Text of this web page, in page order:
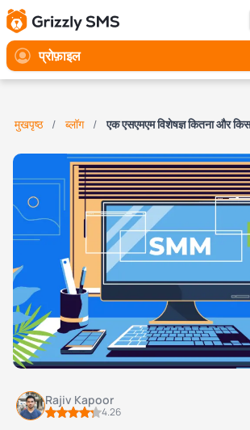
प्रोफ़ाइल
मुखपृष्ठ ब्लॉग एक एसएमएम विशेषज्ञ कितना और
Rajiv Kapoor
4.26